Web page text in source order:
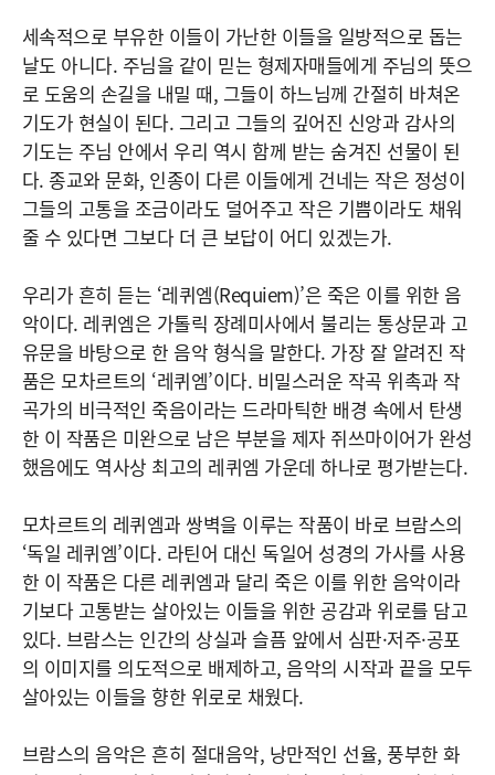
세속적으로 부유한 이들이 가난한 이들을 일방적으로 돕는
날도 아니다. 주님을 같이 믿는 형제자매들에게 주님의 뜻으
로 도움의 손길을 내밀 때, 그들이 하느님께 간절히 바쳐온
기도가 현실이 된다. 그리고 그들의 깊어진 신앙과 감사의
기도는 주님 안에서 우리 역시 함께 받는 숨겨진 선물이 된
다. 종교와 문화, 인종이 다른 이들에게 건네는 작은 정성이
그들의 고통을 조금이라도 덜어주고 작은 기쁨이라도 채워
줄 수 있다면 그보다 더 큰 보답이 어디 있겠는가.
우리가 흔히 듣는 ‘레퀴엠(Requiem)’은 죽은 이를 위한 음
악이다. 레퀴엠은 가톨릭 장례미사에서 불리는 통상문과 고
유문을 바탕으로 한 음악 형식을 말한다. 가장 잘 알려진 작
품은 모차르트의 ‘레퀴엠’이다. 비밀스러운 작곡 위촉과 작
곡가의 비극적인 죽음이라는 드라마틱한 배경 속에서 탄생
한 이 작품은 미완으로 남은 부분을 제자 쥐쓰마이어가 완성
했음에도 역사상 최고의 레퀴엠 가운데 하나로 평가받는다.
모차르트의 레퀴엠과 쌍벽을 이루는 작품이 바로 브람스의
‘독일 레퀴엠’이다. 라틴어 대신 독일어 성경의 가사를 사용
한 이 작품은 다른 레퀴엠과 달리 죽은 이를 위한 음악이라
기보다 고통받는 살아있는 이들을 위한 공감과 위로를 담고
있다. 브람스는 인간의 상실과 슬픔 앞에서 심판·저주·공포
의 이미지를 의도적으로 배제하고, 음악의 시작과 끝을 모두
살아있는 이들을 향한 위로로 채웠다.
브람스의 음악은 흔히 절대음악, 낭만적인 선율, 풍부한 화